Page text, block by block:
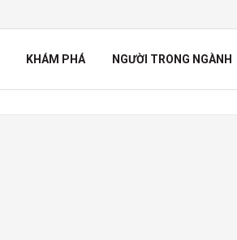
KHÁM PHÁ NGƯỜI TRONG NGÀNH